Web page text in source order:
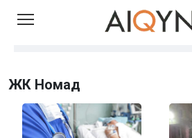
Skip
ЖК Номад